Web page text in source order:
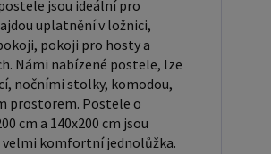
hmotnosti a jakékoliv
které můžete mít. Laťkový
rošt je ideální volbou pro ty,
pohodlný a cenově dostupný
Laťkový rošt se skládá z
jsou spojeny textilií. Rošt
jsou ideální pro
uplatnění v ložnici,
pokoji pro hosty a
Námi nabízené postele, lze
nočními stolky, komodou,
prostorem. Postele o
cm a 140x200 cm jsou
velmi komfortní jednolůžka.